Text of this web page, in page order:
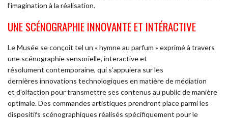
l’imagination à la réalisation.
UNE SCÉNOGRAPHIE INNOVANTE ET INTÉRACTIVE
Le Musée se conçoit tel un « hymne au parfum » exprimé à travers
une scénographie sensorielle, interactive et
résolument contemporaine, qui s’appuiera sur les
dernières innovations technologiques en matière de médiation
et d’olfaction pour transmettre ses contenus au public de manière
optimale. Des commandes artistiques prendront place parmi les
dispositifs scénographiques réalisés spécifiquement pour le